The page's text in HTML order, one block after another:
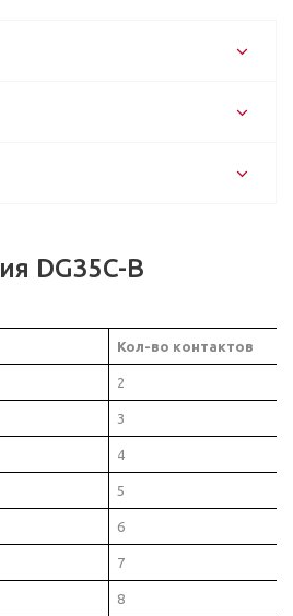
DG35C-B
Кол-во контактов
2
3
4
5
6
7
8